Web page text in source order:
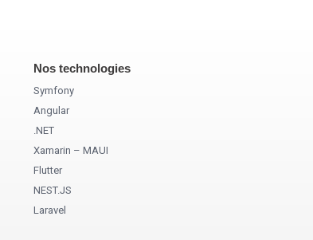
Nos technologies
Symfony
Angular
.NET
Xamarin – MAUI
Flutter
NEST.JS
Laravel